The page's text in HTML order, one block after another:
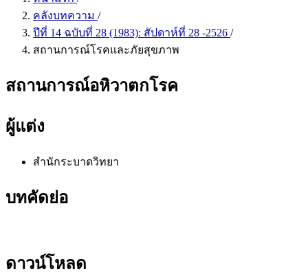
คลังบทความ /
ปีที่ 14 ฉบับที่ 28 (1983): สัปดาห์ที่​ 28 -2526 /
สถานการณ์โรคและภัยสุขภาพ
สถานการณ์อหิวาตกโรค
ผู้แต่ง
สำนักระบาดวิทยา
บทคัดย่อ
ดาวน์โหลด